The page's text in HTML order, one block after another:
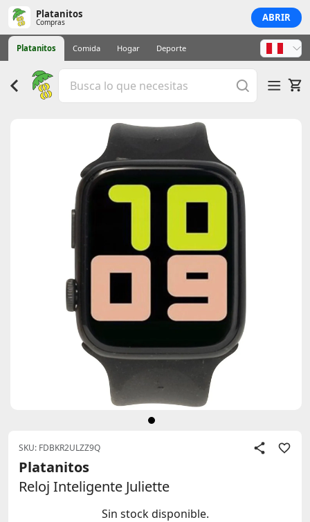
Platanitos
Compras ABRIR
Platanitos Comida Hogar Deporte
SKU: FDBKR2ULZZ9Q
Platanitos
Reloj Inteligente Juliette
Sin stock disponible.